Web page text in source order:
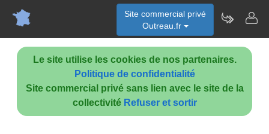
Le site utilise les cookies de nos partenaires.
Politique de confidentialité
Site commercial privé sans lien avec le site de la
collectivité Refuser et sortir
Site commercial privé
Outreau.fr